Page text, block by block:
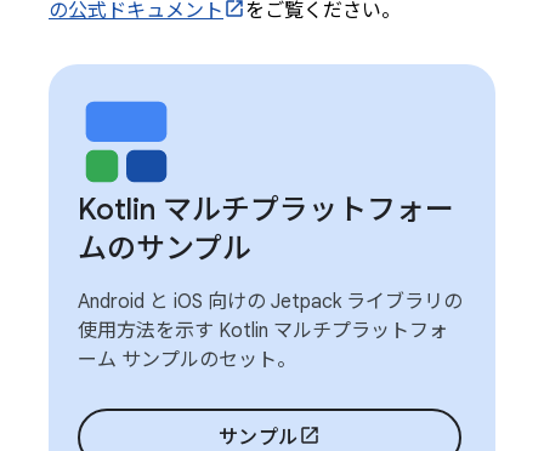
の公式ドキュメント をご覧ください。
Kotlin マルチプラットフォー
ムのサンプル
Android と iOS 向けの Jetpack ライブラリの
使用方法を示す Kotlin マルチプラットフォ
ーム サンプルのセット。
サンプル